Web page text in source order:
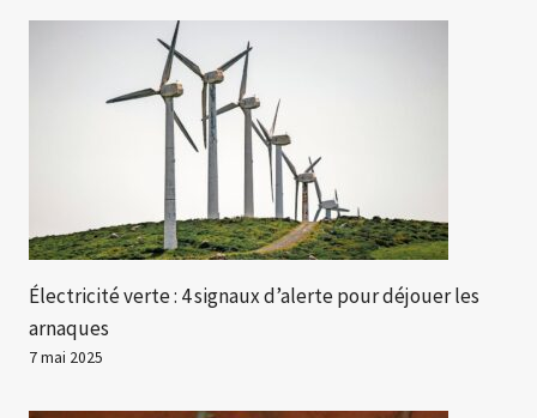
Électricité verte : 4 signaux d’alerte pour déjouer les
arnaques
7 mai 2025